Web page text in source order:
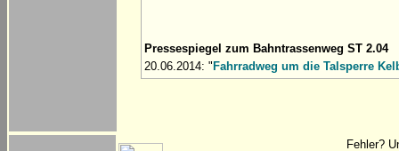
Pressespiegel zum Bahntrassenweg ST 2.04
20.06.2014: "Fahrradweg um die Talsperre
Fehler?